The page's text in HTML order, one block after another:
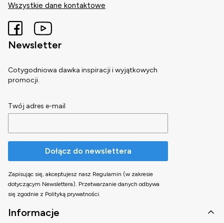
Wszystkie dane kontaktowe
Newsletter
Cotygodniowa dawka inspiracji i wyjątkowych
promocji.
Twój adres e-mail
Dołącz do newslettera
Zapisując się, akceptujesz nasz Regulamin (w zakresie
dotyczącym Newslettera). Przetwarzanie danych odbywa
się zgodnie z Polityką prywatności.
Linki w stopce
Informacje